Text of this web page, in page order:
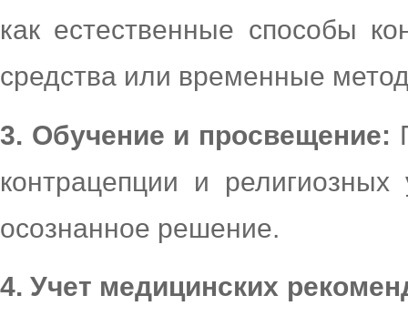
как естественные способы
средства или временные
3. Обучение и просвещение:
контрацепции и
осознанное решение.
4. Учет медицинских